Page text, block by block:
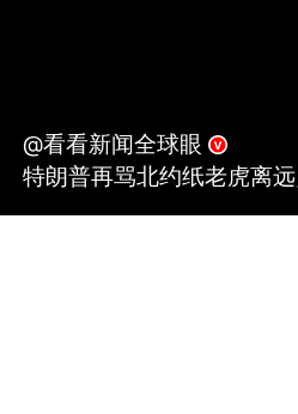
@看看新闻全球眼
特朗普再骂北约纸老虎离